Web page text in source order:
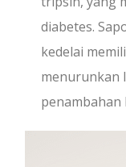
diabetes.
kedelai
menurunkan
penambahan